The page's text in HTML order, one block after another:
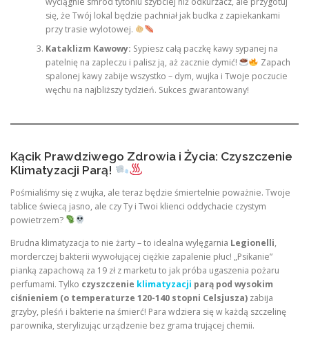
się, że Twój lokal będzie pachniał jak budka z zapiekankami
przy trasie wylotowej.
Kataklizm Kawowy: Sypiesz całą paczkę kawy sypanej na
patelnię na zapleczu i palisz ją, aż zacznie dymić!
Zapach
spalonej kawy zabije wszystko – dym, wujka i Twoje poczucie
węchu na najbliższy tydzień. Sukces gwarantowany!
Kącik Prawdziwego Zdrowia i Życia: Czyszczenie
Klimatyzacji Parą!
Pośmialiśmy się z wujka, ale teraz będzie śmiertelnie poważnie. Twoje
tablice świecą jasno, ale czy Ty i Twoi klienci oddychacie czystym
powietrzem?
Brudna klimatyzacja to nie żarty – to idealna wylęgarnia Legionelli,
morderczej bakterii wywołującej ciężkie zapalenie płuc! „Psikanie”
pianką zapachową za 19 zł z marketu to jak próba ugaszenia pożaru
perfumami. Tylko czyszczenie klimatyzacji parą pod wysokim
ciśnieniem (o temperaturze 120-140 stopni Celsjusza) zabija
grzyby, pleśń i bakterie na śmierć! Para wdziera się w każdą szczelinę
parownika, sterylizując urządzenie bez grama trującej chemii.